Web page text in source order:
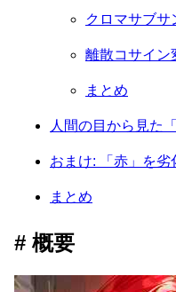
クロマサブサ
離散コサイン
まとめ
人間の目から見た
おまけ: 「赤」を
まとめ
概要